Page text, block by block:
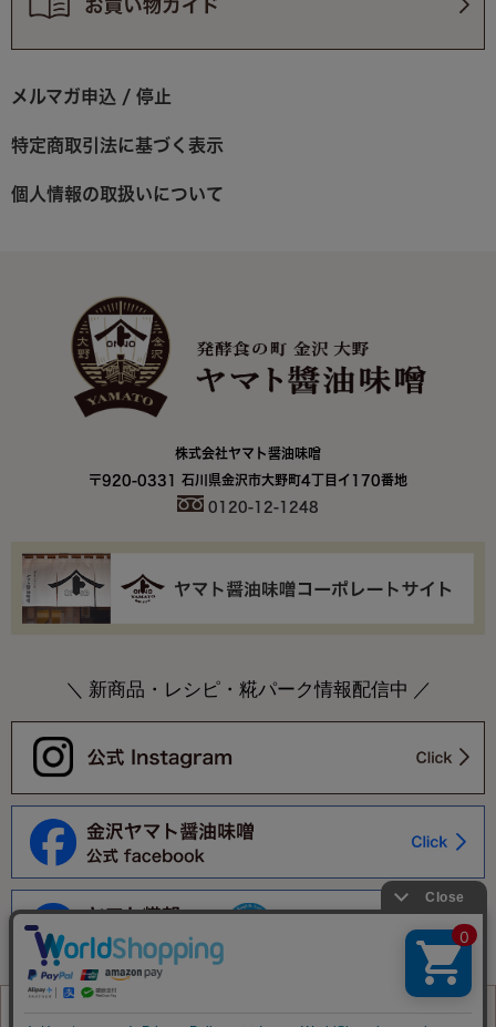
メルマガ申込 / 停止
特定商取引法に基づく表示
個人情報の取扱いについて
株式会社ヤマト醤油味噌
〒920-0331 石川県金沢市大野町4丁目イ170番地
0120-12-1248
＼ 新商品・レシピ・糀パーク情報配信中 ／